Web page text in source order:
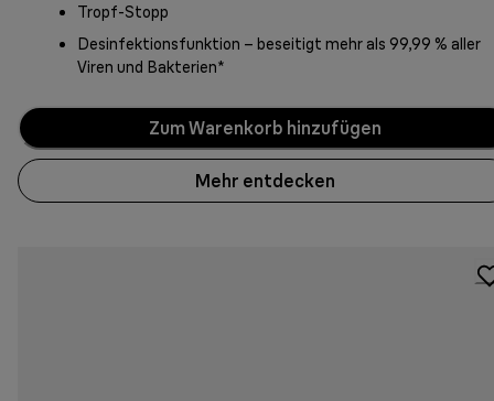
Tropf-Stopp
Desinfektionsfunktion – beseitigt mehr als 99,99 % aller
Viren und Bakterien*
Zum Warenkorb hinzufügen
Mehr entdecken